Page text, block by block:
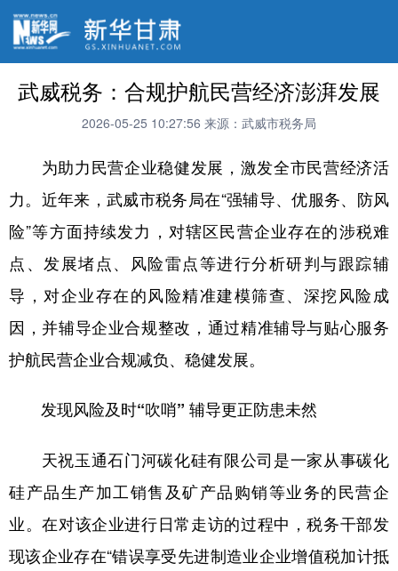
武威税务：合规护航民营经济澎湃发展
2026-05-25 10:27:56 来源：武威市税务局
为助力民营企业稳健发展，激发全市民营经济活
力。近年来，武威市税务局在“强辅导、优服务、防风
险”等方面持续发力，对辖区民营企业存在的涉税难
点、发展堵点、风险雷点等进行分析研判与跟踪辅
导，对企业存在的风险精准建模筛查、深挖风险成
因，并辅导企业合规整改，通过精准辅导与贴心服务
护航民营企业合规减负、稳健发展。
发现风险及时“吹哨” 辅导更正防患未然
天祝玉通石门河碳化硅有限公司是一家从事碳化
硅产品生产加工销售及矿产品购销等业务的民营企
业。在对该企业进行日常走访的过程中，税务干部发
现该企业存在“错误享受先进制造业企业增值税加计抵